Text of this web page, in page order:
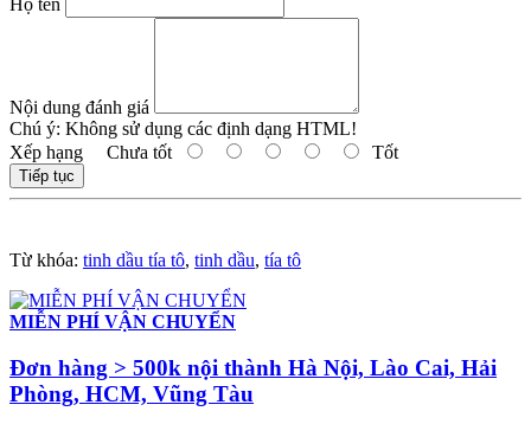
Họ tên
Nội dung đánh giá
Chú ý: Không sử dụng các định dạng HTML!
Xếp hạng Chưa tốt Tốt
Tiếp tục
Từ khóa: tinh dầu tía tô, tinh dầu, tía tô
MIỄN PHÍ VẬN CHUYỂN
Đơn hàng > 500k nội thành Hà Nội, Lào Cai, Hải
Phòng, HCM, Vũng Tàu